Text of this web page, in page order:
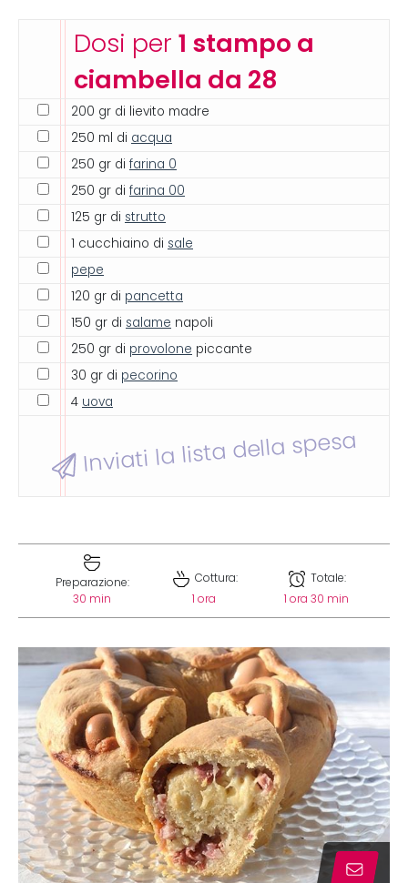
Dosi per 1 stampo a
ciambella da 28
200 gr di lievito madre
250 ml di acqua
250 gr di farina 0
250 gr di farina 00
125 gr di strutto
1 cucchiaino di sale
pepe
120 gr di pancetta
150 gr di salame napoli
250 gr di provolone piccante
30 gr di pecorino
4 uova
Inviati la lista della spesa
Preparazione:
30 min
Cottura:
1 ora
Totale:
1 ora 30 min